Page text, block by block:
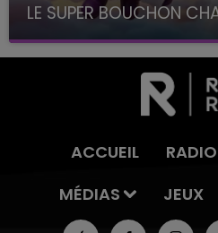
LE SUPER BOUCHON
avec La Famille
ACCUEIL RADIO
MÉDIAS
JEUX